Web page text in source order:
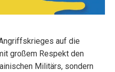
auf die
großem Respekt den
Militärs, sondern